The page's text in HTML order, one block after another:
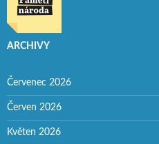
ARCHIVY
Červenec 2026
Červen 2026
Květen 2026